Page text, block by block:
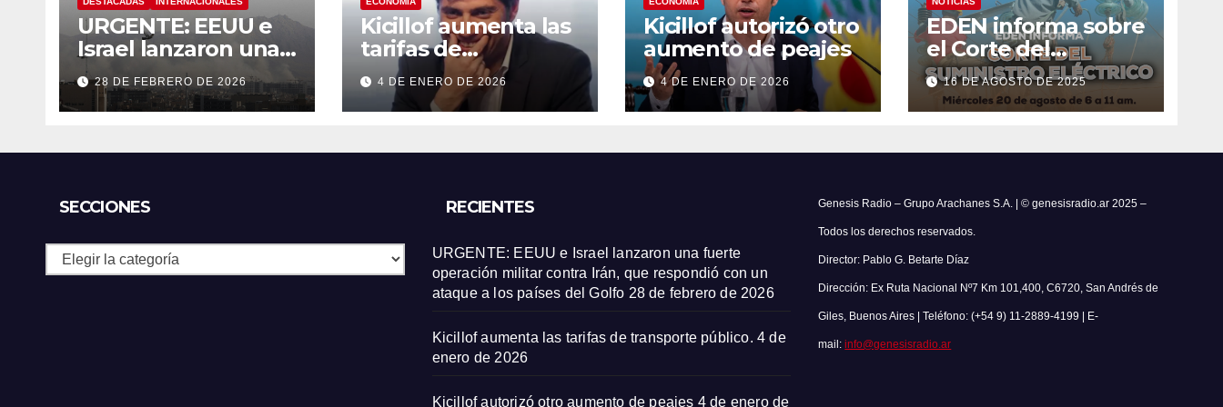
URGENTE: EEUU e
Israel lanzaron una
fuerte operación
militar contra Irán,
que respondió con
28 DE FEBRERO DE 2026
Kicillof aumenta las
tarifas de
transporte público.
4 DE ENERO DE 2026
Kicillof autorizó otro
aumento de peajes
4 DE ENERO DE 2026
EDEN informa sobre
el Corte del
Suministro Eléctrico
el 20 de agosto
16 DE AGOSTO DE 2025
SECCIONES
Secciones
RECIENTES
URGENTE: EEUU e Israel lanzaron una fuerte
operación militar contra Irán, que respondió con un
ataque a los países del Golfo 28 de febrero de 2026
Kicillof aumenta las tarifas de transporte público. 4 de
enero de 2026
Kicillof autorizó otro aumento de peajes 4 de enero de
Genesis Radio – Grupo Arachanes S.A. | © genesisradio.ar 2025 –
Todos los derechos reservados.
Director: Pablo G. Betarte Díaz
Dirección: Ex Ruta Nacional Nº7 Km 101,400, C6720, San Andrés de
Giles, Buenos Aires | Teléfono: (+54 9) 11-2889-4199 | E-
mail:info@genesisradio.ar